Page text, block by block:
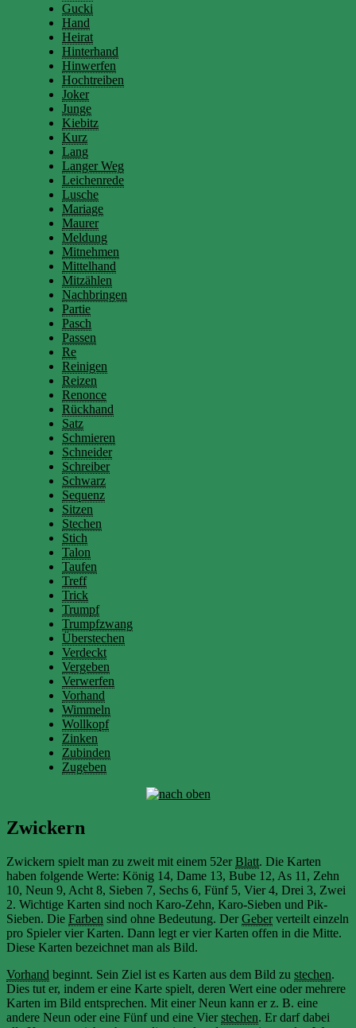
Gucki
Hand
Heirat
Hinterhand
Hinwerfen
Hochtreiben
Joker
Junge
Kiebitz
Kurz
Lang
Langer Weg
Leichenrede
Lusche
Mariage
Maurer
Meldung
Mitnehmen
Mittelhand
Mitzählen
Nachbringen
Partie
Pasch
Passen
Re
Reinigen
Reizen
Renonce
Rückhand
Satz
Schmieren
Schneider
Schreiber
Schwarz
Sequenz
Sitzen
Stechen
Stich
Talon
Taufen
Treff
Trick
Trumpf
Trumpfzwang
Überstechen
Verdeckt
Vergeben
Verwerfen
Vorhand
Wimmeln
Wollkopf
Zinken
Zubinden
Zugeben
Zwickern
Zwickern spielt man zu zweit mit einem 52erBlatt. Die Karten
haben folgende Werte: König 14, Dame 13, Bube 12, As 11, Zehn
10, Neun 9, Acht 8, Sieben 7, Sechs 6, Fünf 5, Vier 4, Drei 3, Zwei
2. Wichtige Karten sind noch Karo-Zehn, Karo-Sieben und Pik-
Sieben. Die Farben sind ohne Bedeutung. DerGeberverteilt einzeln
pro Spieler vier Karten. Dann legt er vier Karten offen in die Mitte.
Diese Karten bezeichnet man als Bild.
Vorhand beginnt. Sein Ziel ist es Karten aus dem Bild zu stechen.
Dies tut er, indem er eine Karte spielt, deren Wert eine oder mehrere
Karten im Bild entsprechen. Mit einer Neun kann er z. B. eine
andere Neun oder eine Fünf und eine Vierstechen. Er darf dabei